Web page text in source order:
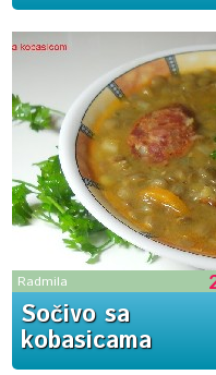
Radmila
Sočivo sa
kobasicama